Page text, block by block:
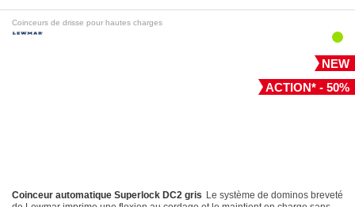
Coinceurs de drisse pour hautes charges
NEW
ACTION* - 50%
Coinceur automatique Superlock DC2 gris Le système de dominos breveté